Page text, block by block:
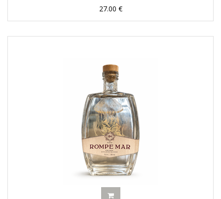
27.00 €